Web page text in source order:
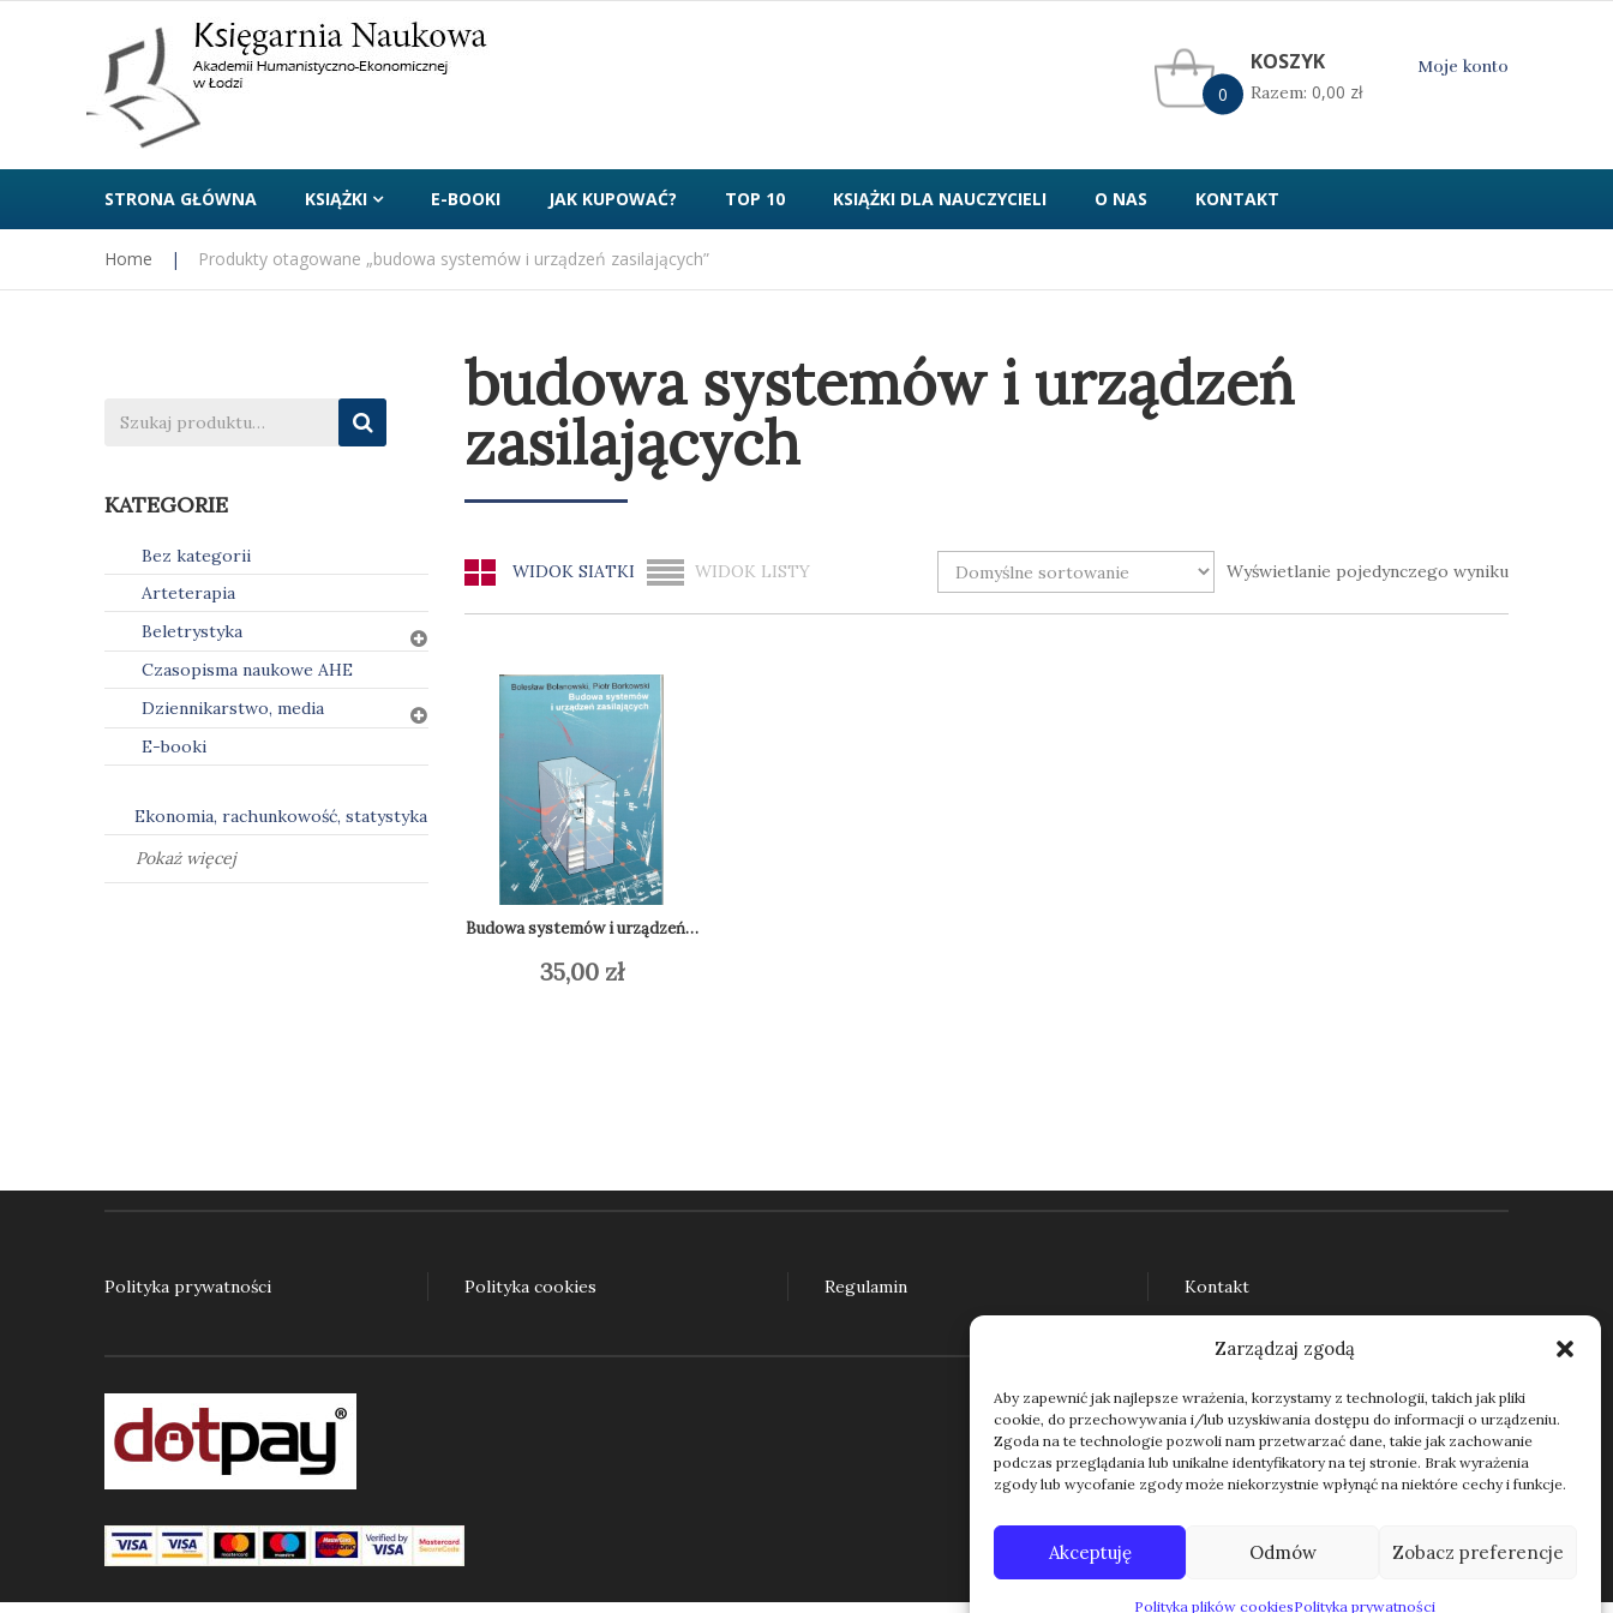
Zarządzaj zgodą
Aby zapewnić jak najlepsze wrażenia, korzystamy z technologii, takich jak pliki
cookie, do przechowywania i/lub uzyskiwania dostępu do informacji o urządzeniu.
Zgoda na te technologie pozwoli nam przetwarzać dane, takie jak zachowanie
podczas przeglądania lub unikalne identyfikatory na tej stronie. Brak wyrażenia
zgody lub wycofanie zgody może niekorzystnie wpłynąć na niektóre cechy i funkcje.
Akceptuję Odmów Zobacz preferencje
Polityka plików cookiesPolityka prywatności
KOSZYK
0 Razem: 0,00 zł
Moje konto
STRONA GŁÓWNA KSIĄŻKI E-BOOKI JAK KUPOWAĆ? TOP 10 KSIĄŻKI DLA NAUCZYCIELI O NAS KONTAKT
Home | Produkty otagowane „budowa systemów i urządzeń zasilających”
budowa systemów i urządzeń
zasilających
WIDOK SIATKI WIDOK LISTY Wyświetlanie pojedynczego wyniku
Budowa systemów i urządzeń zasilających
35,00 zł
Dodaj do koszyka
KATEGORIE
Bez kategorii
Arteterapia
Beletrystyka
Czasopisma naukowe AHE
Dziennikarstwo, media
E-booki
Ekonomia, rachunkowość, statystyka
Pokaż więcej
Polityka prywatności Polityka cookies Regulamin Kontakt